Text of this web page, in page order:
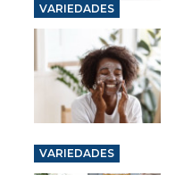
VARIEDADES
VARIEDADES